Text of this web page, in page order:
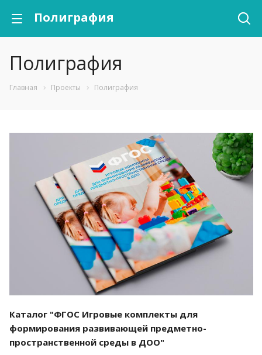
Полиграфия
Полиграфия
Главная Проекты Полиграфия
Смотреть проект
Каталог "ФГОС Игровые комплекты для
формирования развивающей предметно-
пространственной среды в ДОО"